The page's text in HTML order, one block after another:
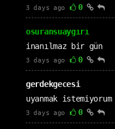
3 days ago 0
osuransuaygırı
inanılmaz bir gün
3 days ago 0
gerdekgecesi
uyanmak istemiyorum
3 days ago 0